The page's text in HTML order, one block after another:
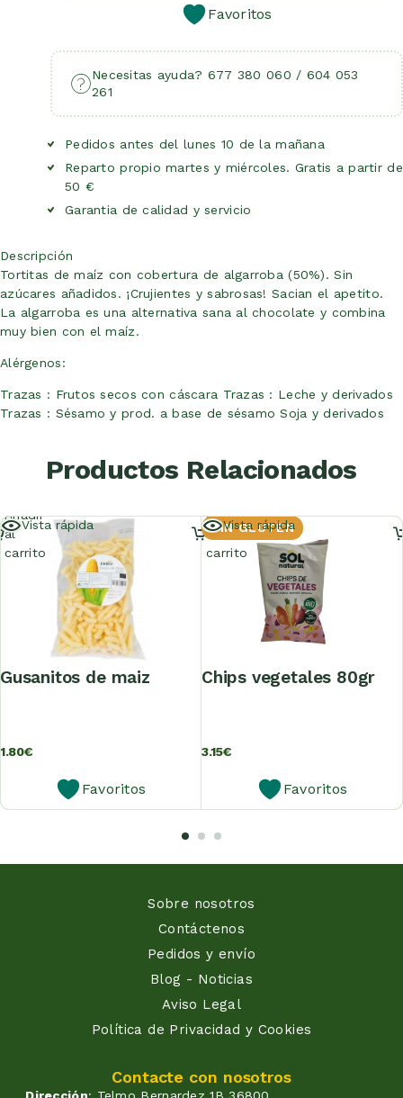
Favoritos
Necesitas ayuda? 677 380 060 / 604 053
261
Pedidos antes del lunes 10 de la mañana
Reparto propio martes y miércoles. Gratis a partir de
50 €
Garantia de calidad y servicio
Descripción
Tortitas de maíz con cobertura de algarroba (50%). Sin
azúcares añadidos. ¡Crujientes y sabrosas! Sacian el apetito.
La algarroba es una alternativa sana al chocolate y combina
muy bien con el maíz.
Alérgenos:
Trazas : Frutos secos con cáscara Trazas : Leche y derivados
Trazas : Sésamo y prod. a base de sésamo Soja y derivados
Productos Relacionados
Vista rápida
gusanitos de maiz
1.80€
Favoritos
Añadir
al
carrito
SIN GLUTEN
Vista rápida
chips vegetales 80gr
3.15€
Favoritos
Añadir
al
carrito
Sobre nosotros
Contáctenos
Pedidos y envío
Blog - Noticias
Aviso Legal
Política de Privacidad y Cookies
Contacte con nosotros